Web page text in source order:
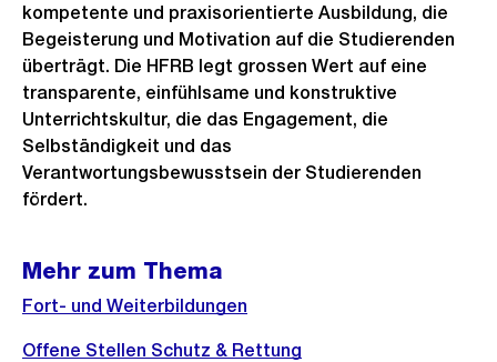
kompetente und praxisorientierte Ausbildung, die
Begeisterung und Motivation auf die Studierenden
überträgt. Die HFRB legt grossen Wert auf eine
transparente, einfühlsame und konstruktive
Unterrichtskultur, die das Engagement, die
Selbständigkeit und das
Verantwortungsbewusstsein der Studierenden
fördert.
Mehr zum Thema
Fort- und Weiterbildungen
Offene Stellen Schutz & Rettung